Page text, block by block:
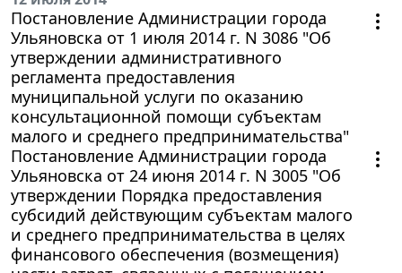
Постановление Администрации города
Ульяновска от 1 июля 2014 г. N 3086 "Об
утверждении административного
регламента предоставления
муниципальной услуги по оказанию
консультационной помощи субъектам
малого и среднего предпринимательства"
Постановление Администрации города
Ульяновска от 24 июня 2014 г. N 3005 "Об
утверждении Порядка предоставления
субсидий действующим субъектам малого
и среднего предпринимательства в целях
финансового обеспечения (возмещения)